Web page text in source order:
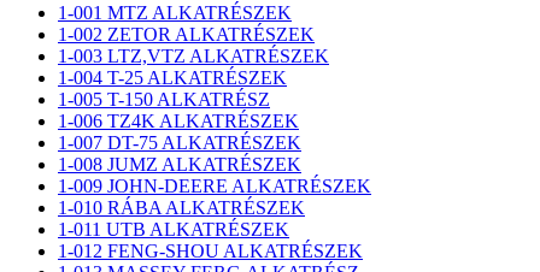
1-001 MTZ ALKATRÉSZEK
1-002 ZETOR ALKATRÉSZEK
1-003 LTZ,VTZ ALKATRÉSZEK
1-004 T-25 ALKATRÉSZEK
1-005 T-150 ALKATRÉSZ
1-006 TZ4K ALKATRÉSZEK
1-007 DT-75 ALKATRÉSZEK
1-008 JUMZ ALKATRÉSZEK
1-009 JOHN-DEERE ALKATRÉSZEK
1-010 RÁBA ALKATRÉSZEK
1-011 UTB ALKATRÉSZEK
1-012 FENG-SHOU ALKATRÉSZEK